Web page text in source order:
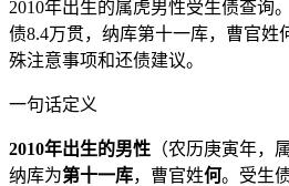
2010年出生的属虎男性受生债查询
债8.4万贯，纳库第十一库，曹官姓
殊注意事项和还债建议。
一句话定义
2010年出生的男性 （农历庚寅年，
纳库为第十一库，曹官姓何。受生